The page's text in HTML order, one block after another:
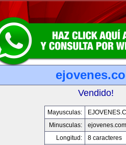
Vendido!
Mayusculas:
Minusculas:
ejovenes.com
Longitud:
8 caracteres